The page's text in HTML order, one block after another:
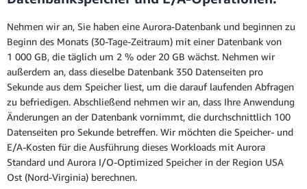
Nehmen wir an, Sie haben eine Aurora-Datenbank und beginnen zu
Beginn des Monats (30-Tage-Zeitraum) mit einer Datenbank von
1 000 GB, die täglich um 2 % oder 20 GB wächst. Nehmen wir
außerdem an, dass dieselbe Datenbank 350 Datenseiten pro
Sekunde aus dem Speicher liest, um die darauf laufenden Abfragen
zu befriedigen. Abschließend nehmen wir an, dass Ihre Anwendung
Änderungen an der Datenbank vornimmt, die durchschnittlich 100
Datenseiten pro Sekunde betreffen. Wir möchten die Speicher- und
E/A-Kosten für die Ausführung dieses Workloads mit Aurora
Standard und Aurora I/O-Optimized Speicher in der Region USA
Ost (Nord-Virginia) berechnen.